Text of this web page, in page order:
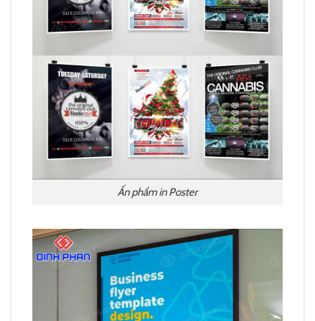
Ấn phẩm in Poster